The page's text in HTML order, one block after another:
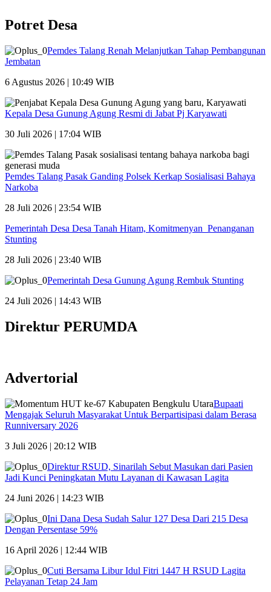
Potret Desa
Pemdes Talang Renah Melanjutkan Tahap Pembangunan
Jembatan
6 Agustus 2026 | 10:49 WIB
Kepala Desa Gunung Agung Resmi di Jabat Pj Karyawati
30 Juli 2026 | 17:04 WIB
Pemdes Talang Pasak Ganding Polsek Kerkap Sosialisasi Bahaya
Narkoba
28 Juli 2026 | 23:54 WIB
Pemerintah Desa Desa Tanah Hitam, Komitmenyan Penanganan
Stunting
28 Juli 2026 | 23:40 WIB
Pemerintah Desa Gunung Agung Rembuk Stunting
24 Juli 2026 | 14:43 WIB
Direktur PERUMDA
Advertorial
Bupaati
Mengajak Seluruh Masyarakat Untuk Berpartisipasi dalam Berasa
Runniversary 2026
3 Juli 2026 | 20:12 WIB
Direktur RSUD, Sinarilah Sebut Masukan dari Pasien
Jadi Kunci Peningkatan Mutu Layanan di Kawasan Lagita
24 Juni 2026 | 14:23 WIB
Ini Dana Desa Sudah Salur 127 Desa Dari 215 Desa
Dengan Persentase 59%
16 April 2026 | 12:44 WIB
Cuti Bersama Libur Idul Fitri 1447 H RSUD Lagita
Pelayanan Tetap 24 Jam